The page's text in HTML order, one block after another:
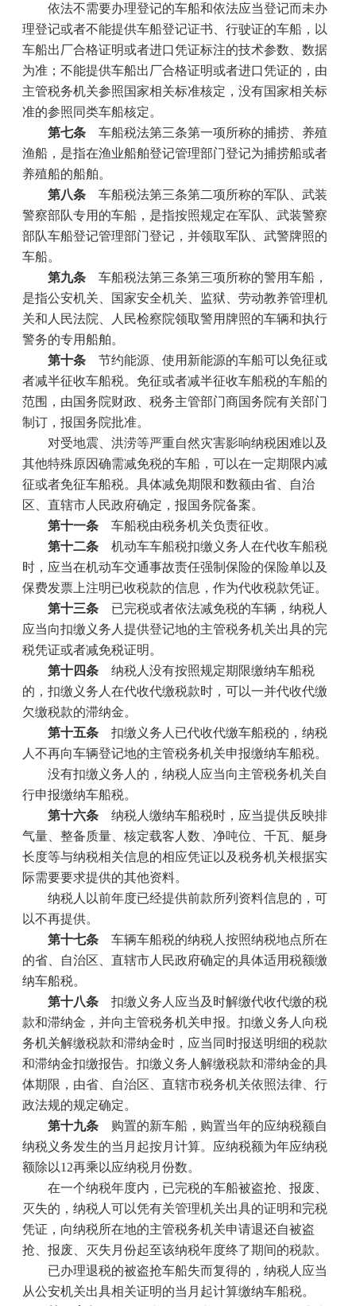
依法不需要办理登记的车船和依法应当登记而未办
理登记或者不能提供车船登记证书、行驶证的车船，以
车船出厂合格证明或者进口凭证标注的技术参数、数据
为准；不能提供车船出厂合格证明或者进口凭证的，由
主管税务机关参照国家相关标准核定，没有国家相关标
准的参照同类车船核定。
第七条 车船税法第三条第一项所称的捕捞、养殖
渔船，是指在渔业船舶登记管理部门登记为捕捞船或者
养殖船的船舶。
第八条 车船税法第三条第二项所称的军队、武装
警察部队专用的车船，是指按照规定在军队、武装警察
部队车船登记管理部门登记，并领取军队、武警牌照的
车船。
第九条 车船税法第三条第三项所称的警用车船，
是指公安机关、国家安全机关、监狱、劳动教养管理机
关和人民法院、人民检察院领取警用牌照的车辆和执行
警务的专用船舶。
第十条 节约能源、使用新能源的车船可以免征或
者减半征收车船税。免征或者减半征收车船税的车船的
范围，由国务院财政、税务主管部门商国务院有关部门
制订，报国务院批准。
对受地震、洪涝等严重自然灾害影响纳税困难以及
其他特殊原因确需减免税的车船，可以在一定期限内减
征或者免征车船税。具体减免期限和数额由省、自治
区、直辖市人民政府确定，报国务院备案。
第十一条 车船税由税务机关负责征收。
第十二条 机动车车船税扣缴义务人在代收车船税
时，应当在机动车交通事故责任强制保险的保险单以及
保费发票上注明已收税款的信息，作为代收税款凭证。
第十三条 已完税或者依法减免税的车辆，纳税人
应当向扣缴义务人提供登记地的主管税务机关出具的完
税凭证或者减免税证明。
第十四条 纳税人没有按照规定期限缴纳车船税
的，扣缴义务人在代收代缴税款时，可以一并代收代缴
欠缴税款的滞纳金。
第十五条 扣缴义务人已代收代缴车船税的，纳税
人不再向车辆登记地的主管税务机关申报缴纳车船税。
没有扣缴义务人的，纳税人应当向主管税务机关自
行申报缴纳车船税。
第十六条 纳税人缴纳车船税时，应当提供反映排
气量、整备质量、核定载客人数、净吨位、千瓦、艇身
长度等与纳税相关信息的相应凭证以及税务机关根据实
际需要要求提供的其他资料。
纳税人以前年度已经提供前款所列资料信息的，可
以不再提供。
第十七条 车辆车船税的纳税人按照纳税地点所在
的省、自治区、直辖市人民政府确定的具体适用税额缴
纳车船税。
第十八条 扣缴义务人应当及时解缴代收代缴的税
款和滞纳金，并向主管税务机关申报。扣缴义务人向税
务机关解缴税款和滞纳金时，应当同时报送明细的税款
和滞纳金扣缴报告。扣缴义务人解缴税款和滞纳金的具
体期限，由省、自治区、直辖市税务机关依照法律、行
政法规的规定确定。
第十九条 购置的新车船，购置当年的应纳税额自
纳税义务发生的当月起按月计算。应纳税额为年应纳税
额除以12再乘以应纳税月份数。
在一个纳税年度内，已完税的车船被盗抢、报废、
灭失的，纳税人可以凭有关管理机关出具的证明和完税
凭证，向纳税所在地的主管税务机关申请退还自被盗
抢、报废、灭失月份起至该纳税年度终了期间的税款。
已办理退税的被盗抢车船失而复得的，纳税人应当
从公安机关出具相关证明的当月起计算缴纳车船税。